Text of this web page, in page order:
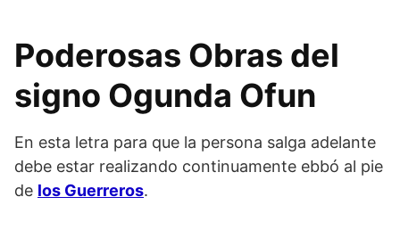
Poderosas Obras del
signo Ogunda Ofun
En esta letra para que la persona salga adelante
debe estar realizando continuamente ebbó al pie
de los Guerreros.